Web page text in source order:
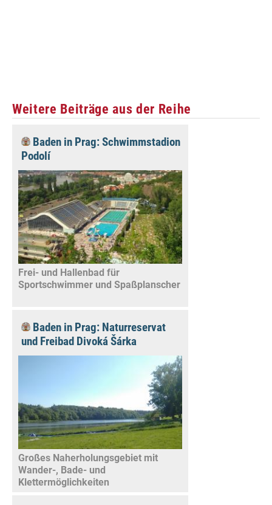
Weitere Beiträge aus der Reihe
Baden in Prag: Schwimmstadion
Podolí
Frei- und Hallenbad für
Sportschwimmer und Spaßplanscher
Baden in Prag: Naturreservat
und Freibad Divoká Šárka
Großes Naherholungsgebiet mit
Wander-, Bade- und
Klettermöglichkeiten